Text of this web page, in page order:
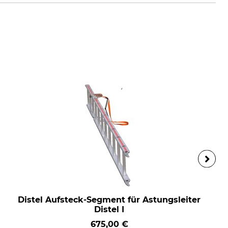
Distel Aufsteck-Segment für Astungsleiter
Distel I
675,00 €